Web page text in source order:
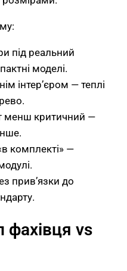
під реальний
моделі.
інтер’єром — теплі
менш критичний —
комплекті» —
прив’язки до
фахівця vs